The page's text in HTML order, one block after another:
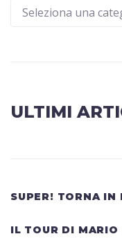
ULTIMI
SUPER! TORNA IN
IL TOUR DI